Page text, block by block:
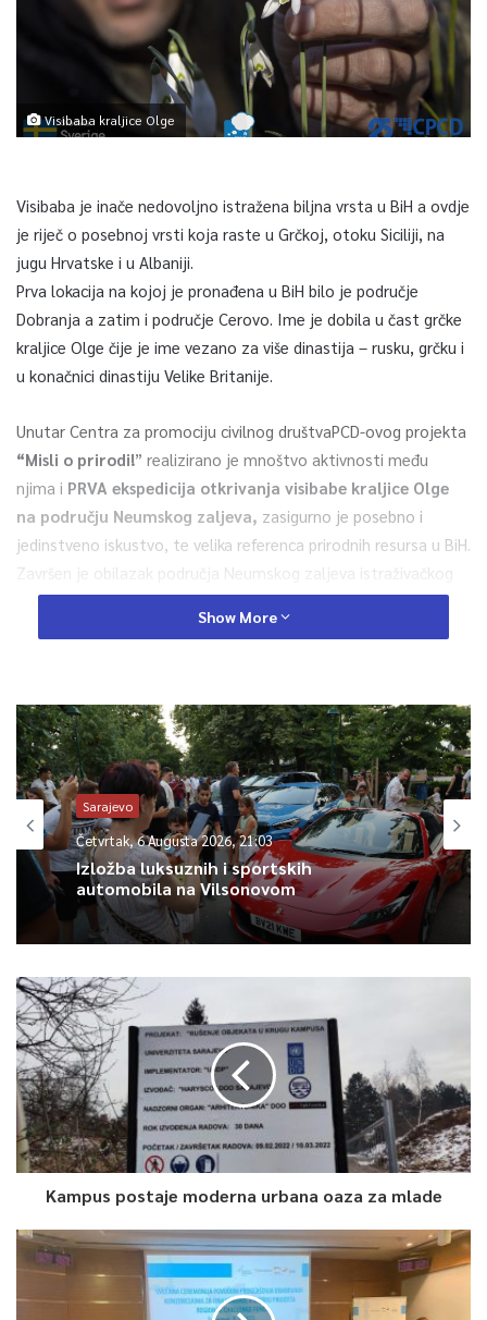
Visibaba kraljice Olge
Visibaba je inače nedovoljno istražena biljna vrsta u BiH a ovdje
je riječ o posebnoj vrsti koja raste u Grčkoj, otoku Siciliji, na
jugu Hrvatske i u Albaniji.
Prva lokacija na kojoj je pronađena u BiH bilo je područje
Dobranja a zatim i područje Cerovo. Ime je dobila u čast grčke
kraljice Olge čije je ime vezano za više dinastija – rusku, grčku i
u konačnici dinastiju Velike Britanije.
Unutar Centra za promociju civilnog društvaPCD-ovog projekta
“Misli o prirodi!” realizirano je mnoštvo aktivnosti među
njima i PRVA ekspedicija otkrivanja visibabe kraljice Olge
na području Neumskog zaljeva, zasigurno je posebno i
jedinstveno iskustvo, te velika referenca prirodnih resursa u BiH.
Završen je obilazak područja Neumskog zaljeva istraživačkog
tim CPCD-a koji su činili Elvedin Šabanović, magistar bioloških
nauka i Bariša Ilić iz Ornitološkog društva “Brkata sjenica” iz
Visibaba kraljice Olge
Ova informacija je važna jer radi se o prvoj
inventarizaciji i
georeferenciranju visibabe kraljice Olge, čime CPCD uz
saradnju sa istraživačima značajno doprinosi očuvanju
biodiverziteta, prirodne i kulturne baštine, saopćeno je iz
0
Article Rating
Show More
Sarajevo
Četvrtak, 6 Augusta 2026, 21:03
Izložba luksuznih i sportskih
automobila na Vilsonovom
Kampus postaje moderna urbana oaza za mlade